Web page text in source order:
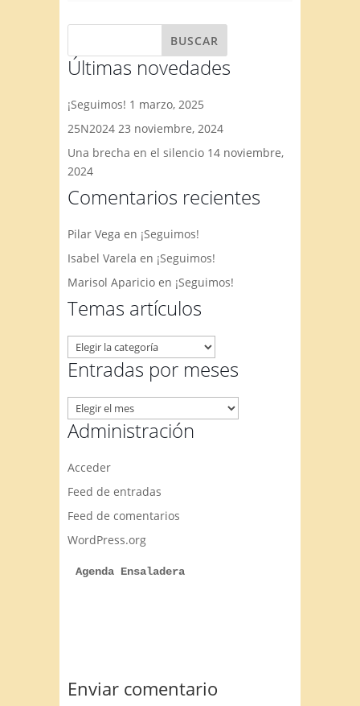
Últimas novedades
¡Seguimos! 1 marzo, 2025
25N2024 23 noviembre, 2024
Una brecha en el silencio 14 noviembre,
2024
Comentarios recientes
Pilar Vega en ¡Seguimos!
Isabel Varela en ¡Seguimos!
Marisol Aparicio en ¡Seguimos!
Temas artículos
Temas
artículos
Entradas por meses
Entradas
por
meses
Administración
Acceder
Feed de entradas
Feed de comentarios
WordPress.org
Agenda Ensaladera
Enviar comentario